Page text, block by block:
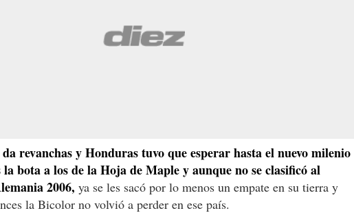
revanchas y Honduras tuvo que esperar hasta el nuevo milenio
bota a los de la Hoja de Maple y aunque no se clasificó al
2006, ya se les sacó por lo menos un empate en su tierra y
la Bicolor no volvió a perder en ese país.